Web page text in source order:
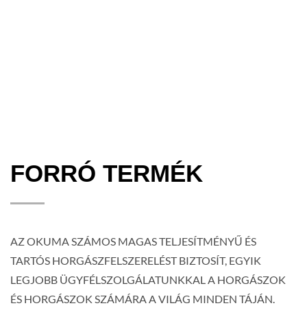
FORRÓ TERMÉK
AZ OKUMA SZÁMOS MAGAS TELJESÍTMÉNYŰ ÉS
TARTÓS HORGÁSZFELSZERELÉST BIZTOSÍT, EGYIK
LEGJOBB ÜGYFÉLSZOLGÁLATUNKKAL A HORGÁSZOK
ÉS HORGÁSZOK SZÁMÁRA A VILÁG MINDEN TÁJÁN.